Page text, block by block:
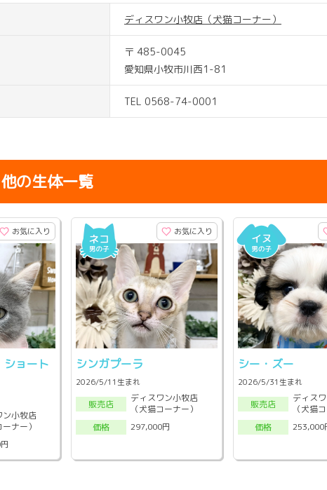
ディスワン小牧店（犬猫コーナー）
〒 485-0045
愛知県小牧市川西1-81
TEL 0568-74-0001
の生体一覧
お気に入り
ショート
ン小牧店
ーナー）
お気に入り
シンガプーラ
2026/5/11生まれ
販売店
ディスワン小牧店
（犬猫コーナー）
価格
297,000円
シー・ズー
2026/5/31生まれ
販売店
ディス
（犬猫
価格
253,000